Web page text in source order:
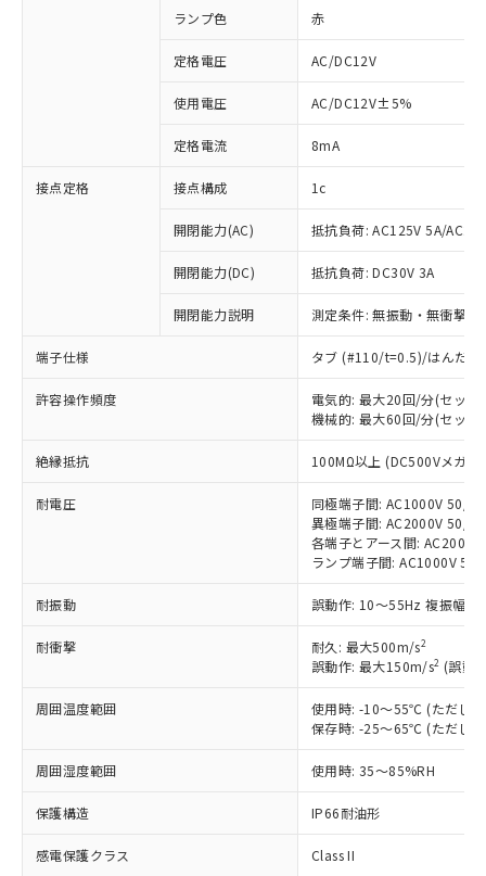
ランプ色 赤
定格電圧 AC/DC12V
使用電圧 AC/DC12V±5%
定格電流 8mA
接点定格 接点構成 1c
開閉能力(AC) 抵抗負荷: AC125V 5A/
開閉能力(DC) 抵抗負荷: DC30V 3A
開閉能力説明 測定条件: 無振動・無衝撃
端子仕様 タブ (#110/t=0.5)/はんだづ
許容操作頻度
電気的: 最大20回/分(セット
機械的: 最大60回/分(セット
絶縁抵抗 100MΩ以上 (DC500Vメガ)
耐電圧
同極端子間: AC1000V 50/
異極端子間: AC2000V 50/
各端子とアース間:
ランプ端子間: AC1000V
耐振動 誤動作: 10～55Hz 複振幅
耐衝撃 耐久: 最大500m/s2
誤動作: 最大150m/s2 (誤動
周囲温度範囲
使用時: -10～55℃ (ただし
保存時: -25～65℃ (ただし
周囲湿度範囲 使用時: 35～85%RH
保護構造 IP66耐油形
感電保護クラス Class II
以下の条件をお読みいただき、同意のうえ
本サービスは、当社制御機器事業取扱
(税抜)を提供させていただくもので
当社制御機器事業取扱商品の中には、
本サービスの対象外となる商品もある
ことをご了承ください。
在庫状況および標準価格照会結果は、
記載している更新日時点での社内デー
タに基づき作成されるものであり、閲
覧された時点での実際の在庫および標
準価格とは異なる場合があることをご
※1 対応状況
対応済み：EU RoHS指令（10物質）の
非含有に対応した製品が提供可能な商品で
対応予定：EU RoHS指令（10物質）の非含
有に対応した製品に切り替える予定のある
対応予定なし：EU RoHS指令（10物質）の
非含有に非対応の商品で、対応品を出す予
調査・確認中：EU RoHS指令（10物質）の
非含有の対応状況を調査中または確認中の
非該当品：ライセンス料など無形物で、有
害物質有無と関係のない商品です。
仕入先様の事情により、非含有部品として
いたものが、含有品と判明した場合などや
むを得ず変更することがあります。
*EU RoHS指令（10物質）：
鉛(Pb) 1000ppm以下、 水銀(Hg) 1000ppm以下、 カド
六価クロム(Cr(Ⅵ)) 1000ppm以下、ポリ臭化ビフェニル
「○」：最大均質材料含有率が中国RoHSの
基準値以下であることを示します。
「×」：最大均質材料含有率が中国RoHSの
基準値を超えていることを示します。
「－」：未確認です。当社販売部門へお問
い合わせください。
*中国RoHS10物質の基準値 (GB/T26572)：
ム) : 100ppm、
当社は、これら貴社製品のうち、外国
為替および外国貿易法に定める商品
（以下｢規制貨物等」という）を輸出
または国外への提供する場合は、日本
国政府の輸出許可(または役務取引許
可)を取得するなどの必要な手続きを